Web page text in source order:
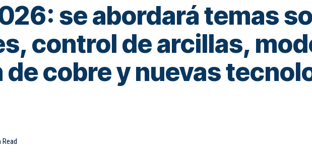
se abordará temas
control de arcillas,
cobre y nuevas
Read